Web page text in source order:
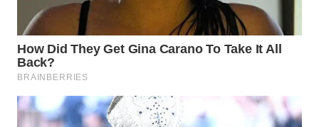
WN
PADANG
LAWAS
SUMEDANG